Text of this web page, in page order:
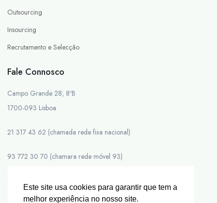
Este site usa cookies para garantir que tem a
melhor experiência no nosso site.
Outsourcing
Insourcing
Recrutamento e Selecção
Fale Connosco
Campo Grande 28, 8ºB
1700-093 Lisboa
21 317 43 62 (chamada rede fixa nacional)
93 772 30 70 (chamara rede móvel 93)